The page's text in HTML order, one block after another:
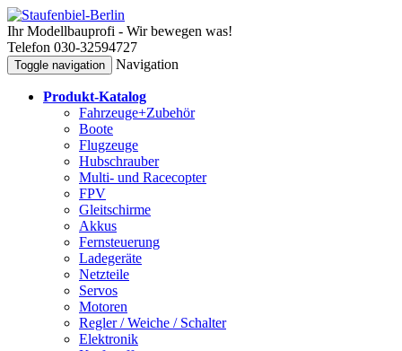
Ihr Modellbauprofi - Wir bewegen was!
Telefon 030-32594727
Toggle navigation Navigation
Produkt-Katalog
Fahrzeuge+Zubehör
Boote
Flugzeuge
Hubschrauber
Multi- und Racecopter
FPV
Gleitschirme
Akkus
Fernsteuerung
Ladegeräte
Netzteile
Servos
Motoren
Regler / Weiche / Schalter
Elektronik